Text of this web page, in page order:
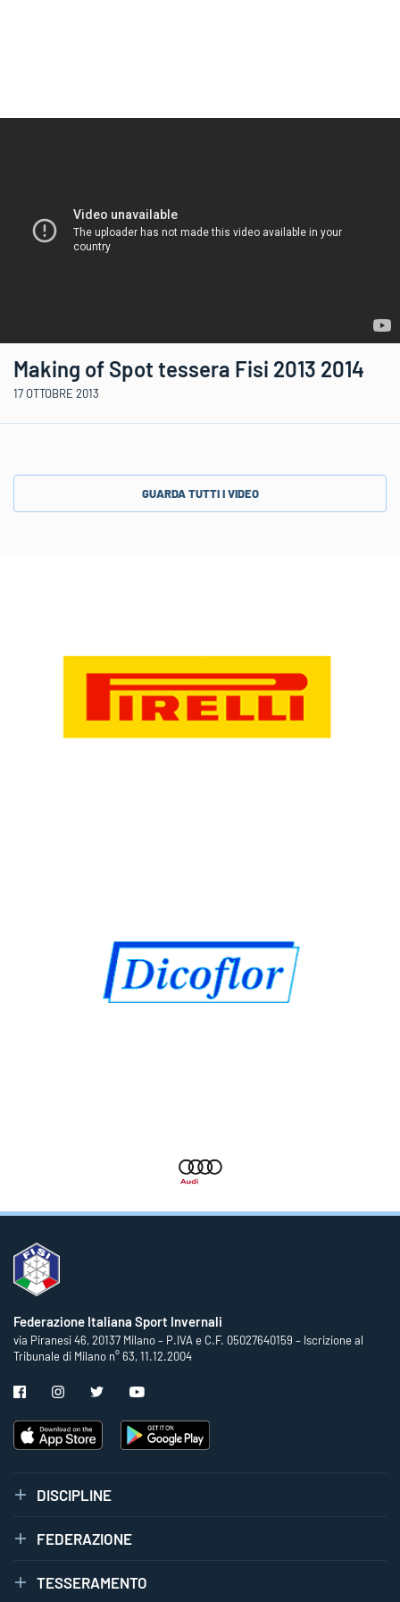
Making of Spot tessera Fisi 2013 2014
17 OTTOBRE 2013
GUARDA TUTTI I VIDEO
Federazione Italiana Sport Invernali
via Piranesi 46, 20137 Milano – P.IVA e C.F. 05027640159 – Iscrizione al
Tribunale di Milano n° 63, 11.12.2004
DISCIPLINE
FEDERAZIONE
TESSERAMENTO